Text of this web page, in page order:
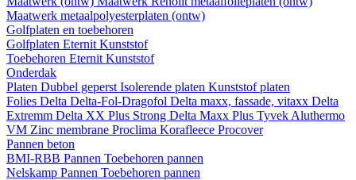
Maatwerk metaalpolyesterplaten (ontw)
Golfplaten en toebehoren
Golfplaten Eternit Kunststof
Toebehoren Eternit Kunststof
Onderdak
Platen Dubbel geperst Isolerende platen Kunststof platen
Folies Delta Delta-Fol-Dragofol Delta maxx, fassade, vitaxx Delta
Extremm Delta XX Plus Strong Delta Maxx Plus Tyvek Aluthermo
VM Zinc membrane Proclima Korafleece Procover
Pannen beton
BMI-RBB Pannen Toebehoren pannen
Nelskamp Pannen Toebehoren pannen